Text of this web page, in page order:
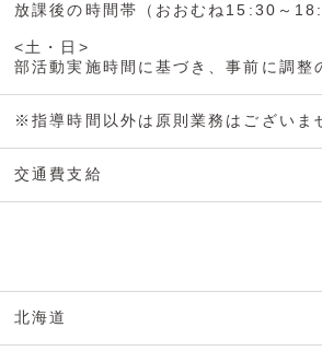
放課後の時間帯（おおむね15:30～
<土・日>
部活動実施時間に基づき、事前に調整
※指導時間以外は原則業務はございま
交通費支給
北海道